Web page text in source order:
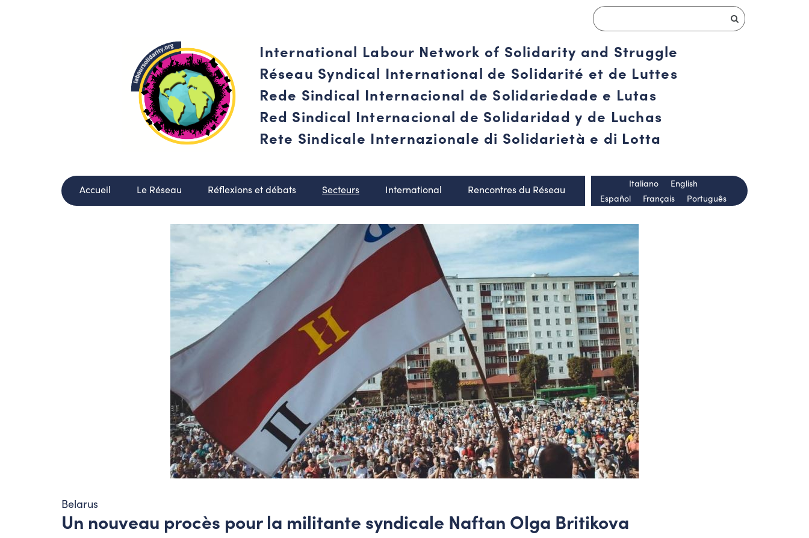
International Labour Network of Solidarity and Struggle
Réseau Syndical International de Solidarité et de Luttes
Rede Sindical Internacional de Solidariedade e Lutas
Red Sindical Internacional de Solidaridad y de Luchas
Rete Sindicale Internazionale di Solidarietà e di Lotta
Accueil Le Réseau Réflexions et débats Secteurs International Rencontres du Réseau
Español Français Português
Italiano English
Belarus
Un nouveau procès pour la militante syndicale Naftan Olga Britikova